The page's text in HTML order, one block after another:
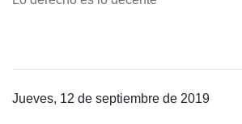
Jueves, 12 de septiembre de 2019